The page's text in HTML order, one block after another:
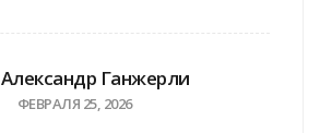
Александр Ганжерли
ФЕВРАЛЯ 25, 2026